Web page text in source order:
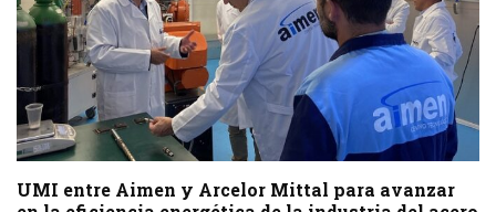
UMI entre Aimen y Arcelor Mittal para avanzar